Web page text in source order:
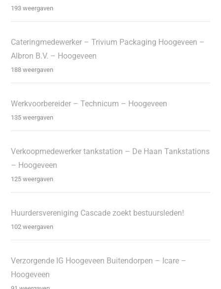
193 weergaven
Cateringmedewerker – Trivium Packaging Hoogeveen –
Albron B.V. – Hoogeveen
188 weergaven
Werkvoorbereider – Technicum – Hoogeveen
135 weergaven
Verkoopmedewerker tankstation – De Haan Tankstations
– Hoogeveen
125 weergaven
Huurdersvereniging Cascade zoekt bestuursleden!
102 weergaven
Verzorgende IG Hoogeveen Buitendorpen – Icare –
Hoogeveen